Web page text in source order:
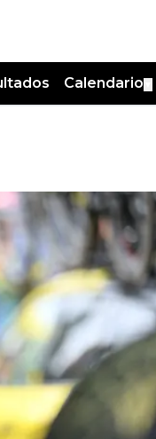
Calendario